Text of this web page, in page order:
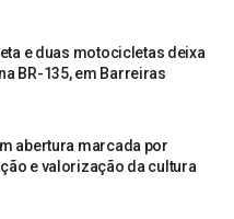
e duas motocicletas deixa
BR-135, em Barreiras
abertura marcada por
e valorização da cultura